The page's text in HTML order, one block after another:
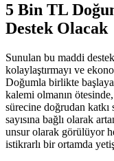
5 Bin TL
Destek Olacak
Sunulan bu maddi
kolaylaştırmayı ve
Doğumla birlikte
kalemi olmanın
sürecine doğrudan
sayısına bağlı olarak
unsur olarak görülüyor
istikrarlı bir ortamda